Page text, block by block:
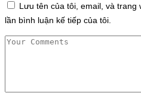
Lưu tên của tôi, email, và
lần bình luận kế tiếp của tôi.